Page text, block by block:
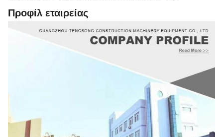
Προφίλ εταιρείας